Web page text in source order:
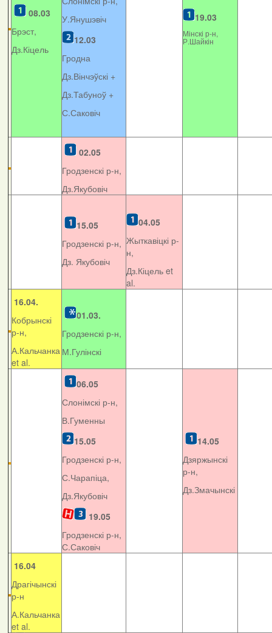
08.03
Брэст,
Дз.Кіцель
У.Янушэвіч
12.03
Гродна
Дз.Вінчэўскі +
Дз.Табуноў +
С.Саковіч
19.03
Мінскі р-н,
Р.Шайкін
02.05
Гродзенскі р-н,
Дз.Якубовіч
15.05
Гродзенскі р-н,
Дз. Якубовіч
04.05
Жыткавіцкі р-
н,
Дз.Кіцель et
al.
16.04.
Кобрынскі
р-н,
А.Кальчанка
et al.
01.03.
Гродзенскі р-н,
М.Гулінскі
06.05
Слонімскі р-н,
В.Гуменны
15.05
Гродзенскі р-н,
С.Чарапіца,
Дз.Якубовіч
19.05
Гродзенскі р-н,
С.Саковіч
14.05
Дзяржынскі
р-н,
Дз.Змачынскі
16.04
Драгічынскі
р-н
А.Кальчанка
et al.